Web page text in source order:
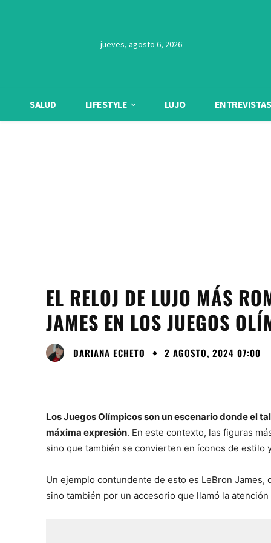
jueves, agosto 6, 2026
SALUD LIFESTYLE LUJO ENTREVISTAS
EL RELOJ DE LUJO MÁS
JAMES EN LOS JUEGOS
DARIANA ECHETO 2 AGOSTO, 2024 07:00
Los Juegos Olímpicos son un escenario donde el
máxima expresión. En este contexto, las figuras
sino que también se convierten en íconos de estilo
Un ejemplo contundente de esto es LeBron
sino también por un accesorio que llamó la